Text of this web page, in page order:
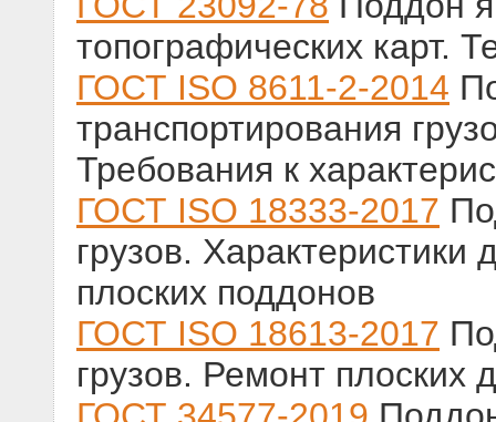
топографических карт.
ГОСТ ISO 8611-2-2014
транспортирования
Требования к
ГОСТ ISO 18333-2017
грузов.
плоских поддонов
ГОСТ ISO 18613-2017
грузов. Ремонт плоских